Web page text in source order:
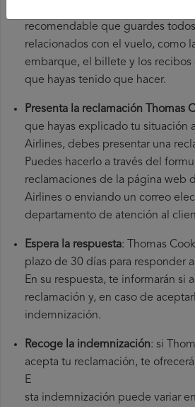
recomendable que guardes
relacionados con el vuelo, como
embarque, el billete y los recibos
que hayas tenido que hacer.
Presenta la reclamación Thomas
que hayas explicado tu situación
Airlines, debes presentar una
Puedes hacerlo a través del
reclamaciones de la página web
Airlines o enviando un correo
departamento de atención al
Espera la respuesta: Thomas
plazo de 30 días para responder
En su respuesta, te informarán si
reclamación y, en caso de
indemnización.
Recoge la indemnización: si
acepta tu reclamación, te
E
sta indemnización puede variar